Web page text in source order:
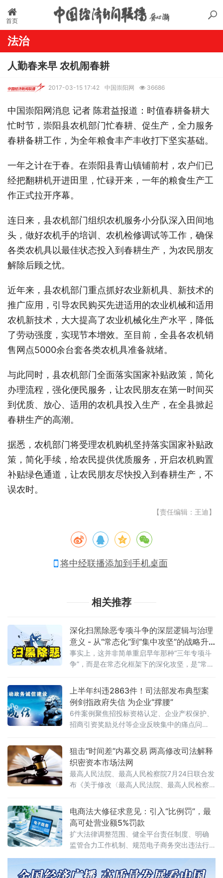
首页
法治
人勤春来早 农机闹春耕
2017-03-15 17:42 中国崇阳网 36686
中国崇阳网消息 记者 陈君益报道：时值春耕备耕大
忙时节，崇阳县农机部门忙春耕、促生产，全力服务
春耕备耕工作，为全年粮食丰产丰收打下坚实基础。
一年之计在于春。在崇阳县青山镇铺前村，农户们已
经把翻耕机开进田里，忙碌开来，一年的粮食生产工
作正式拉开序幕。
连日来，县农机部门组织农机服务小分队深入田间地
头，做好农机手的培训、农机检修调试等工作，确保
各类农机具以最佳状态投入到春耕生产，为农民朋友
解除后顾之忧。
近年来，县农机部门重点抓好农业新机具、新技术的
推广应用，引导农民购买先进适用的农业机械和适用
农机新技术，大大提高了农业机械化生产水平，降低
了劳动强度，实现节本增效。至目前，全县各农机销
售网点5000余台套各类农机具准备就绪。
与此同时，县农机部门全面落实国家补贴政策，简化
办理流程，强化便民服务，让农民朋友在第一时间买
到优质、放心、适用的农机具投入生产，在全县掀起
春耕生产的高潮。
据悉，农机部门将受理农机购机坚持落实国家补贴政
策，简化手续，给农民提供优质服务，开启农机购置
补贴绿色通道，让农民朋友尽快投入到春耕生产，不
误农时。
【责任编辑：王迪】
将中经联播添加到手机桌面
相关推荐
深化扫黑除恶专项斗争的深层逻辑与治理
意义 - 从“常态化”到“集中攻坚”的战略升
级
事实上，这并非简单重启早年那种“三年专项斗
争”，而是在常态化框架下的深化攻坚，是“常态
强调要严格依法办事、坚持实事求是，做到“是
黑恶一个不漏、不是黑恶一个不凑”
上半年纠违2863件！司法部发布典型案
例剑指政府失信 为企业“撑腰”
6件案例聚焦招投标资格认定、企业产权保护、
招商引资奖励兑付等企业反映集中的痛点问
不当行为“亮剑”，为纵深推进全国统一大市场建
设提供了坚实的法治保障。数据显示，2026年1
至6月，全国各级行政复议机构依法履行监督职
狙击“时间差”内幕交易 两高修改司法解释
织密资本市场法网
最高人民法院、最高人民检察院7月24日联合发
布《关于修改〈最高人民法院、最高人民检察
具体应用法律若干问题的解释〉的决定》（法
释〔2026〕13号）。修改决定已分别经最高人
民法院审判委员会第1961次会议、最高人民检
察院第十四届检察委员会第七十五次会议通
过，自2026年7月27日起施行。此次修改距
2012年《关于办理内幕交易、泄
电商法大修征求意见：引入“比例罚”，最
高可处营业额5%罚款
扩大法律调整范围、健全平台责任制度、明确
监管合力工作机制、规范电子商务突出违法行